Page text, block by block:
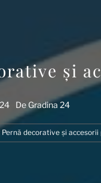
și
De Gradina 24
Pernă decorative și accesorii